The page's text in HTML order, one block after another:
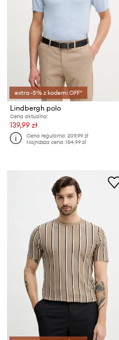
extra -5% z kodem: OFF*
Lindbergh polo
Cena aktualna:
139,99 zł
Cena regularna:209,99 zł
Najniższa cena:154,99 zł